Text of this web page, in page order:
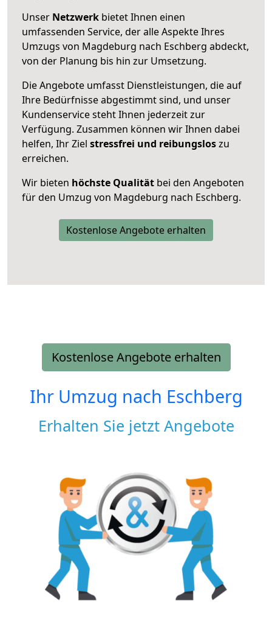
Unser Netzwerk bietet Ihnen einen
umfassenden Service, der alle Aspekte Ihres
Umzugs von Magdeburg nach Eschberg abdeckt,
von der Planung bis hin zur Umsetzung.
Die Angebote umfasst Dienstleistungen, die auf
Ihre Bedürfnisse abgestimmt sind, und unser
Kundenservice steht Ihnen jederzeit zur
Verfügung. Zusammen können wir Ihnen dabei
helfen, Ihr Ziel stressfrei und reibungsloszu
erreichen.
Wir bieten höchste Qualität bei den Angeboten
für den Umzug von Magdeburg nach Eschberg.
Kostenlose Angebote erhalten
Kostenlose Angebote erhalten
Ihr Umzug nach Eschberg
Erhalten Sie jetzt Angebote